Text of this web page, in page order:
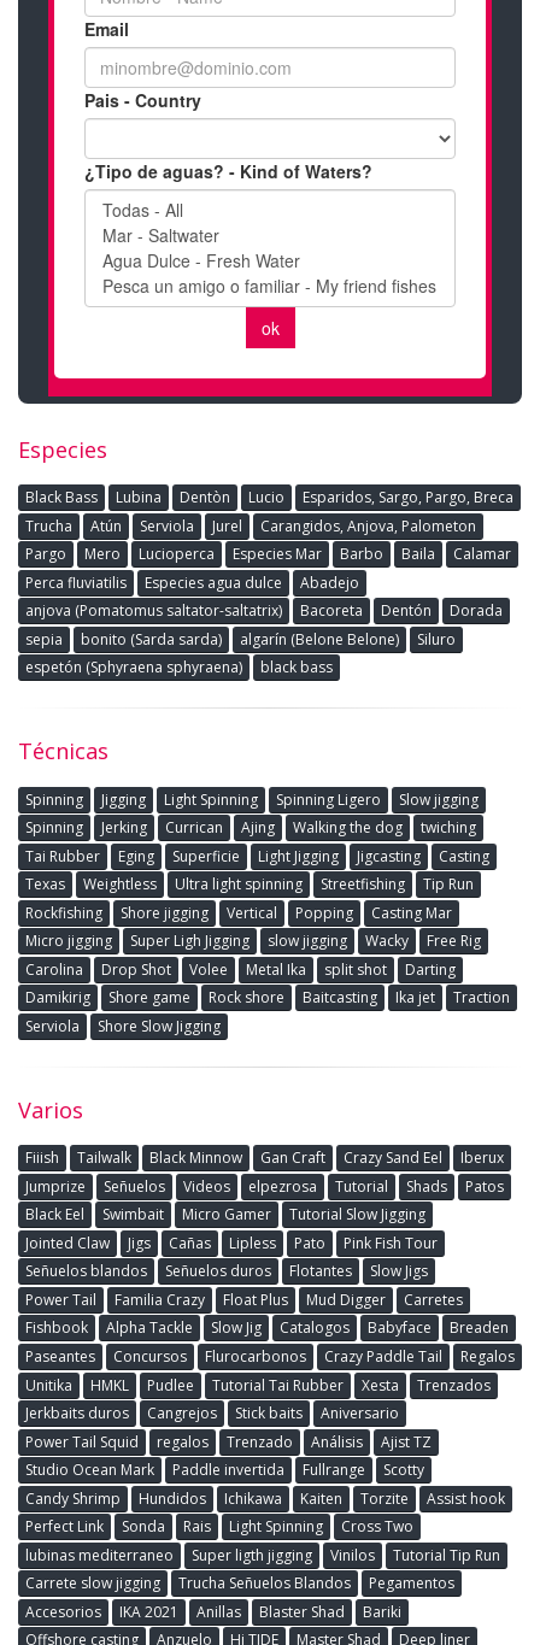
Especies
Black Bass Lubina Dentòn Lucio
Esparidos, Sargo, Pargo, Breca
Trucha
Atún Serviola Jurel
Carangidos, Anjova, Palometon
Pargo
Mero Lucioperca Especies Mar Barbo Baila
Calamar
Perca fluviatilis
Especies agua dulce
Abadejo
anjova (Pomatomus saltator-saltatrix)
Bacoreta Dentón
Dorada
sepia
bonito (Sarda sarda) algarín (Belone Belone)
Siluro
espetón (Sphyraena sphyraena)
black bass
Técnicas
Spinning Jigging Light Spinning Spinning Ligero
Slow jigging
Spinning
Jerking Currican Ajing Walking the dog
twiching
Tai Rubber
Eging Superficie Light Jigging Jigcasting
Casting
Texas
Weightless Ultra light spinning Streetfishing
Tip Run
Rockfishing
Shore jigging Vertical Popping
Casting Mar
Micro jigging
Super Ligh Jigging slow jigging Wacky
Free Rig
Carolina
Drop Shot Volee Metal Ika split shot
Darting
Damikirig
Shore game Rock shore Baitcasting Ika jet
Traction
Serviola
Shore Slow Jigging
Varios
Fiiish Tailwalk Black Minnow Gan Craft Crazy Sand Eel
Iberux
Jumprize
Señuelos Videos elpezrosa Tutorial Shads
Patos
Black Eel
Swimbait Micro Gamer
Tutorial Slow Jigging
Jointed Claw
Jigs Cañas Lipless Pato
Pink Fish Tour
Señuelos blandos
Señuelos duros Flotantes
Slow Jigs
Power Tail
Familia Crazy Float Plus Mud Digger
Carretes
Fishbook
Alpha Tackle Slow Jig Catalogos Babyface
Breaden
Paseantes
Concursos Flurocarbonos Crazy Paddle Tail
Regalos
Unitika
HMKL Pudlee Tutorial Tai Rubber Xesta
Trenzados
Jerkbaits duros
Cangrejos Stick baits
Aniversario
Power Tail Squid
regalos Trenzado Análisis
Ajist TZ
Studio Ocean Mark
Paddle invertida Fullrange
Scotty
Candy Shrimp
Hundidos Ichikawa Kaiten Torzite
Assist hook
Perfect Link
Sonda Rais Light Spinning
Cross Two
lubinas mediterraneo
Super ligth jigging Vinilos
Tutorial Tip Run
Carrete slow jigging
Trucha Señuelos Blandos
Pegamentos
Accesorios
IKA 2021 Anillas Blaster Shad
Bariki
Offshore casting
Anzuelo Hi TIDE Master Shad
Deep liner